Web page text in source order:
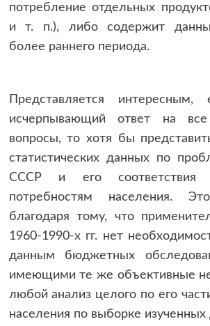
потребление отдельных
и т. п.), либо содержит
более раннего периода.
Представляется
исчерпывающий ответ на все
вопросы, то хотя бы
статистических данных по
СССР и его соответствия
потребностям населения.
благодаря тому, что
1960-1990-х гг. нет
данным бюджетных
имеющими те же объективные
любой анализ целого по его
населения по выборке изученных